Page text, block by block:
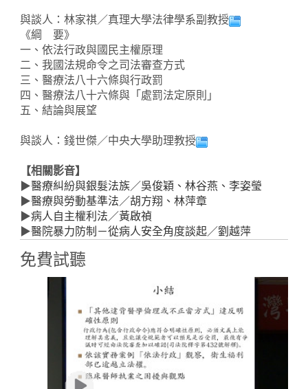
與談人：林家祺／真理大學法律學系副教授
《綱 要》
一、依法行政與國民主權原理
二、我國法規命令之司法審查方式
三、醫療法八十六條與行政罰
四、醫療法八十六條與「處罰法定原則」
五、結論與展望
與談人：錢世傑／中央大學助理教授
【相關影音】
▶醫療糾紛與銀髮法族／吳俊穎、林谷燕、李姿瑩
▶醫療與勞動基準法／胡方翔、林萍章
▶病人自主權利法／黃啟禎
▶醫院暴力防制－從病人安全角度談起／劉越萍
免費試聽